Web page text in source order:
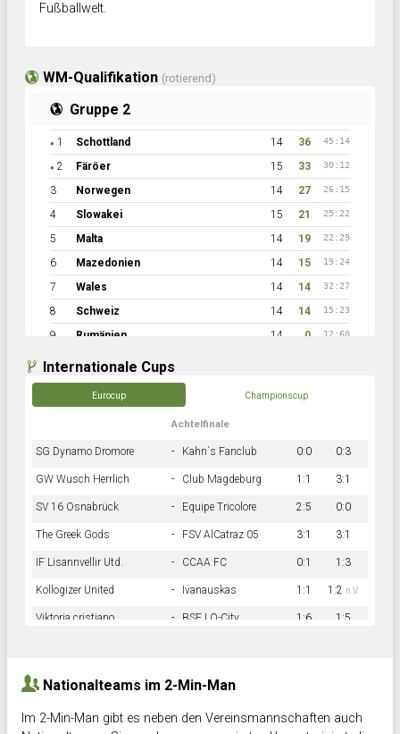
Fußballwelt.
WM-Qualifikation (rotierend)
Gruppe 2
● 1 Schottland 14 36 45:14
● 2 Färöer 15 33 30:12
3 Norwegen 14 27 26:15
4 Slowakei 15 21 25:22
5 Malta 14 19 22:29
6 Mazedonien 14 15 19:24
7 Wales 14 14 32:27
8 Schweiz 14 14 15:23
9 Rumänien 14 0 12:60
Internationale Cups
Eurocup Championscup
Achtelfinale
SG Dynamo Dromore - Kahn´s Fanclub 0:0 0:3
GW Wusch Herrlich - Club Magdeburg 1:1 3:1
SV 16 Osnabrück - Equipe Tricolore 2:5 0:0
The Greek Gods - FSV AlCatraz 05 3:1 3:1
IF Lisannvellir Utd. - CCAA FC 0:1 1:3
Kollogizer United - Ivanauskas 1:1 1:2 n.V.
Viktoria cristiano - BSF LO-City 1:6 1:5
Nationalteams im 2-Min-Man
Im 2-Min-Man gibt es neben den Vereinsmannschaften auch